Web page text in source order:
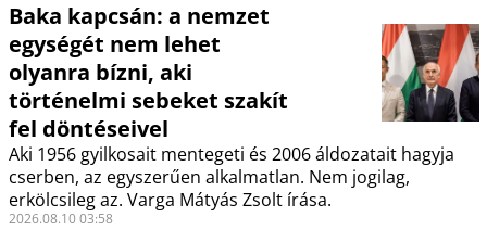
Baka kapcsán: a nemzet
egységét nem lehet
olyanra bízni, aki
történelmi sebeket szakít
fel döntéseivel
Aki 1956 gyilkosait mentegeti és 2006 áldozatait hagyja
cserben, az egyszerűen alkalmatlan. Nem jogilag,
erkölcsileg az. Varga Mátyás Zsolt írása.
2026.08.10 03:58